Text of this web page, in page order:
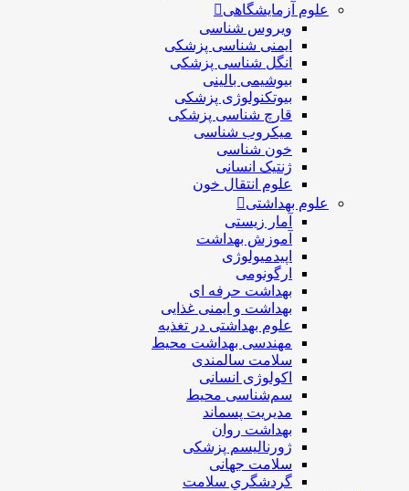
علوم آزمایشگاهی
ویروس شناسی
ایمنی شناسی پزشكی
انگل شناسی پزشکی
بیوشیمی بالینی
بیوتکنولوژی پزشکی
قارچ شناسی پزشکی
ميكروب شناسی
خون شناسی
ژنتیک انسانی
علوم انتقال خون
علوم بهداشتی
آمار زیستی
آموزش بهداشت
اپیدمیولوژی
ارگونومی
بهداشت حرفه ای
بهداشت و ایمنی غذایی
علوم بهداشتی در تغذیه
مهندسی بهداشت محيط
سلامت سالمندی
اکولوژی انسانی
سم‌شناسی محیط
مدیریت پسماند
بهداشت روان
ژورنالیسم پزشکی
سلامت جهانی
گردشگري سلامت